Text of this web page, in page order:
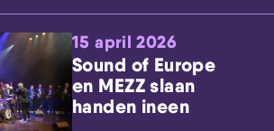
15 april 2026
Sound of Europe
en MEZZ slaan
handen ineen